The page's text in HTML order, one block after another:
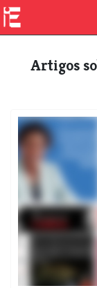
Artigos sobre resultados financeiros e